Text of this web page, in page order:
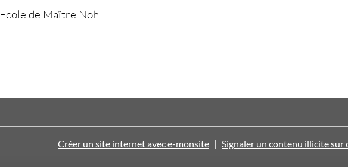
Ecole de Maître Noh
Créer un site internet avec e-monsite Signaler un contenu illicite sur